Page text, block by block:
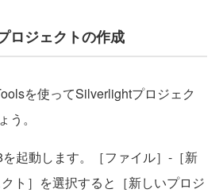
ロジェクトの作成
を使ってSilverlightプロジェク
う。
起動します。［ファイル］-［新
ト］を選択すると［新しいプロジ